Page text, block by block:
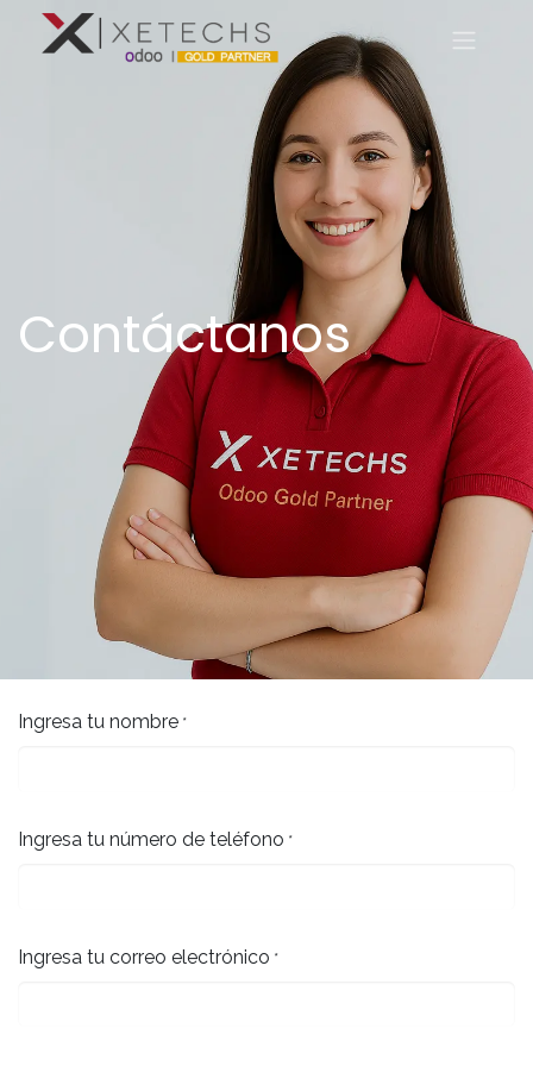
Contáctanos
Ingresa tu nombre *
Ingresa tu número de teléfono *
Ingresa tu correo electrónico *